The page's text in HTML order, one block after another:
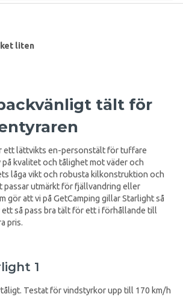
liten
tält för
ett lättvikts en-personstält för tuffare
på kvalitet och tålighet mot väder och
låga vikt och robusta kilkonstruktion och
passar utmärkt för fjällvandring eller
gör att vi på GetCamping gillar Starlight så
ett så pass bra tält för ett i förhållande till
pris.
1
Testat för vindstyrkor upp till 170 km/h